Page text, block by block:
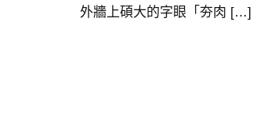
外牆上碩大的字眼「夯肉 […]